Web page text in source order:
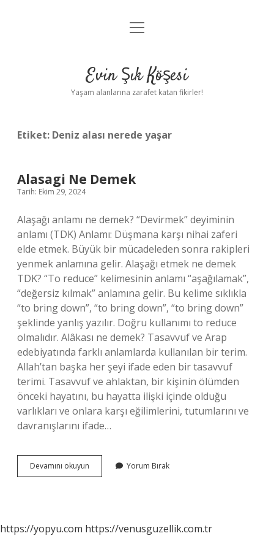
Anasayfa
Yasal Uyarı
menüyü
Evin Şık Köşesi
Yaşam alanlarına zarafet katan fikirler!
Etiket: Deniz alası nerede yaşar
Alasagi Ne Demek
Tarih: Ekim 29, 2024
Alaşağı anlamı ne demek? “Devirmek” deyiminin
anlamı (TDK) Anlamı: Düşmana karşı nihai zaferi
elde etmek. Büyük bir mücadeleden sonra rakipleri
yenmek anlamına gelir. Alaşağı etmek ne demek
TDK? “To reduce” kelimesinin anlamı “aşağılamak”,
“değersiz kılmak” anlamına gelir. Bu kelime sıklıkla
“to bring down”, “to bring down”, “to bring down”
şeklinde yanlış yazılır. Doğru kullanımı to reduce
olmalıdır. Alâkası ne demek? Tasavvuf ve Arap
edebiyatında farklı anlamlarda kullanılan bir terim.
Allah’tan başka her şeyi ifade eden bir tasavvuf
terimi. Tasavvuf ve ahlaktan, bir kişinin ölümden
önceki hayatını, bu hayatta ilişki içinde olduğu
varlıkları ve onlara karşı eğilimlerini, tutumlarını ve
davranışlarını ifade…
Devamını okuyun
Ne
Yorum Bırak
https://yopyu.com https://venusguzellik.com.tr